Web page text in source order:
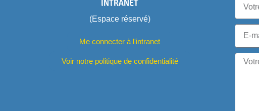
(Espace réservé)
Me connecter à l'intranet
Voir notre politique de confidentialité